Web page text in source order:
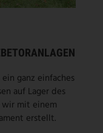
ganz einfaches
auf Lager des
wir mit einem
erstellt.